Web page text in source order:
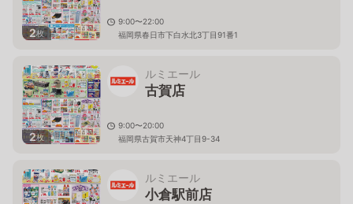
2枚
9:00〜22:00
福岡県春日市下白水北3丁目91番1
2枚
ルミエール
古賀店
9:00〜20:00
福岡県古賀市天神4丁目9-34
ルミエール
小倉駅前店